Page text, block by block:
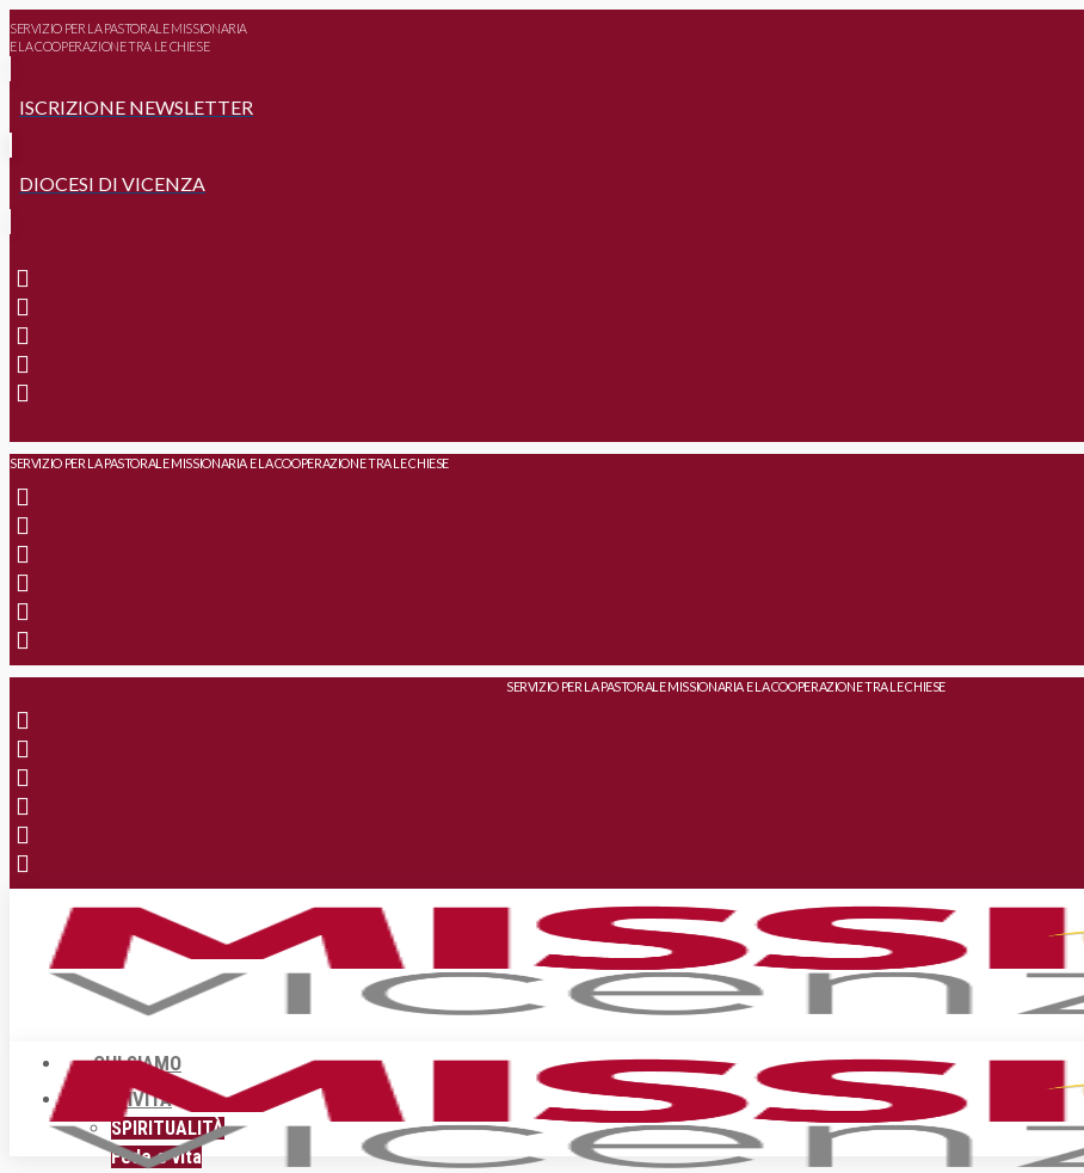
SERVIZIO PER LA PASTORALE MISSIONARIA
E LA COOPERAZIONE TRA LE CHIESE
ISCRIZIONE NEWSLETTER
DIOCESI DI VICENZA
SERVIZIO PER LA PASTORALE MISSIONARIA E LA COOPERAZIONE TRA LE CHIESE
SERVIZIO PER LA PASTORALE MISSIONARIA E LA COOPERAZIONE TRA LE CHIESE
CHI SIAMO
ATTIVITÀ
SPIRITUALITÀ
Fede e vita